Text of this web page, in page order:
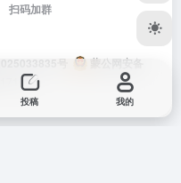
扫码加群
号
蒙公网安备
号
投稿 我的